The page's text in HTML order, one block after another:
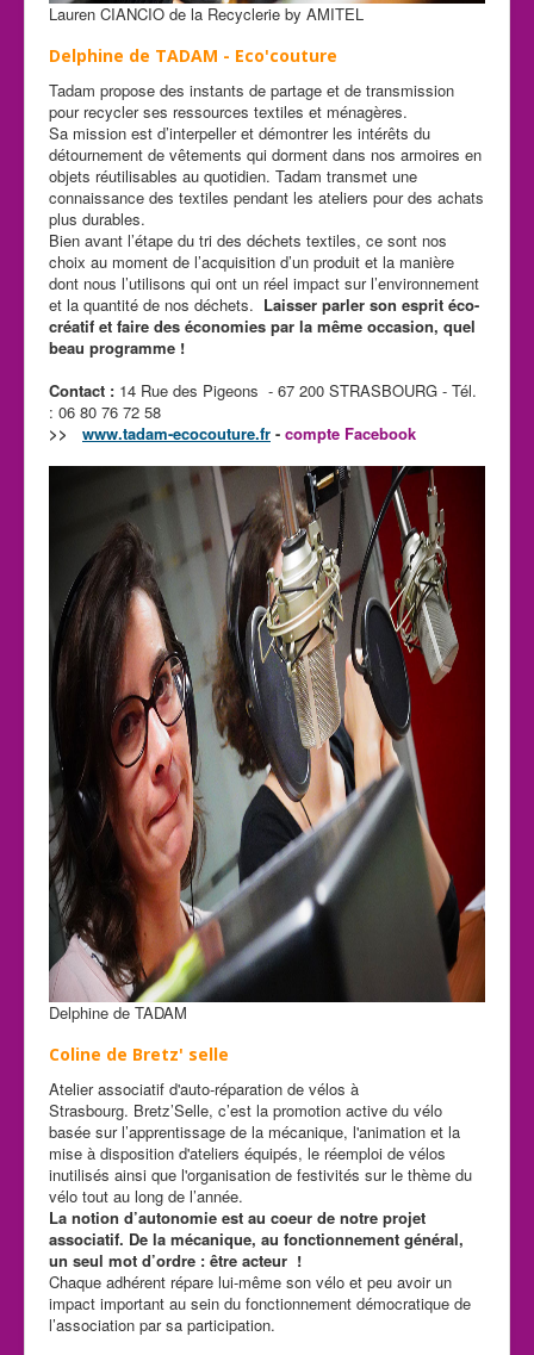
Lauren CIANCIO de la Recyclerie by AMITEL
Delphine de TADAM - Eco'couture
Tadam propose des instants de partage et de transmission
pour recycler ses ressources textiles et ménagères.
Sa mission est d’interpeller et démontrer les intérêts du
détournement de vêtements qui dorment dans nos armoires en
objets réutilisables au quotidien. Tadam transmet une
connaissance des textiles pendant les ateliers pour des achats
plus durables.
Bien avant l’étape du tri des déchets textiles, ce sont nos
choix au moment de l’acquisition d’un produit et la manière
dont nous l’utilisons qui ont un réel impact sur l’environnement
et la quantité de nos déchets. Laisser parler son esprit éco-
créatif et faire des économies par la même occasion, quel
beau programme !
Contact : 14 Rue des Pigeons - 67 200 STRASBOURG - Tél.
: 06 80 76 72 58
>> www.tadam-ecocouture.fr - compte Facebook
Delphine de TADAM
Coline de Bretz' selle
Atelier associatif d'auto-réparation de vélos à
Strasbourg. Bretz’Selle, c’est la promotion active du vélo
basée sur l’apprentissage de la mécanique, l'animation et la
mise à disposition d'ateliers équipés, le réemploi de vélos
inutilisés ainsi que l'organisation de festivités sur le thème du
vélo tout au long de l’année.
La notion d’autonomie est au coeur de notre projet
associatif. De la mécanique, au fonctionnement général,
un seul mot d’ordre : être acteur !
Chaque adhérent répare lui-même son vélo et peu avoir un
impact important au sein du fonctionnement démocratique de
l’association par sa participation.